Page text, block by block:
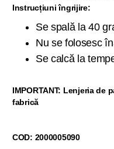
Instrucțiuni îngrijire:
Se spală la 40
Nu se folosesc
Se calcă la
IMPORTANT: Lenjeria
fabrică
COD: 2000005090